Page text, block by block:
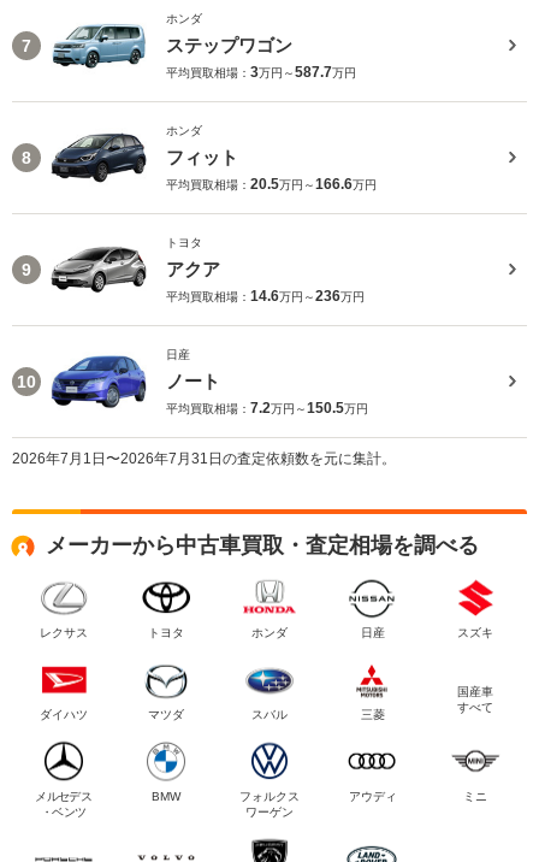
7
ホンダ
ステップワゴン
平均買取相場： 3万円～587.7万円
8
ホンダ
フィット
平均買取相場： 20.5万円～166.6万円
9
トヨタ
アクア
平均買取相場： 14.6万円～236万円
10
日産
ノート
平均買取相場： 7.2万円～150.5万円
2026年7月1日〜2026年7月31日の査定依頼数を元に集計。
メーカーから中古車買取・査定相場を調べる
レクサス トヨタ ホンダ 日産 スズキ
ダイハツ マツダ スバル 三菱
国産車
すべて
メルセデス
・ベンツ
BMW
フォルクス
ワーゲン
アウディ ミニ